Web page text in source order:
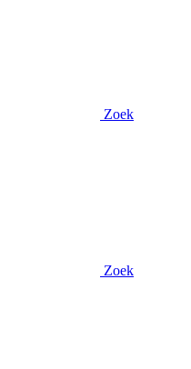
Zoek
Zoek